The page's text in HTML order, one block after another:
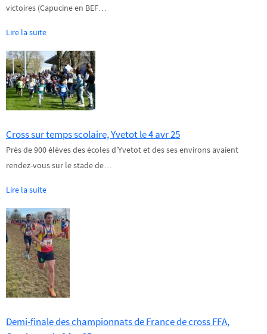
victoires (Capucine en BEF…
Lire la suite
Cross sur temps scolaire, Yvetot le 4 avr 25
Près de 900 élèves des écoles d’Yvetot et des ses environs avaient
rendez-vous sur le stade de…
Lire la suite
Demi-finale des championnats de France de cross FFA,